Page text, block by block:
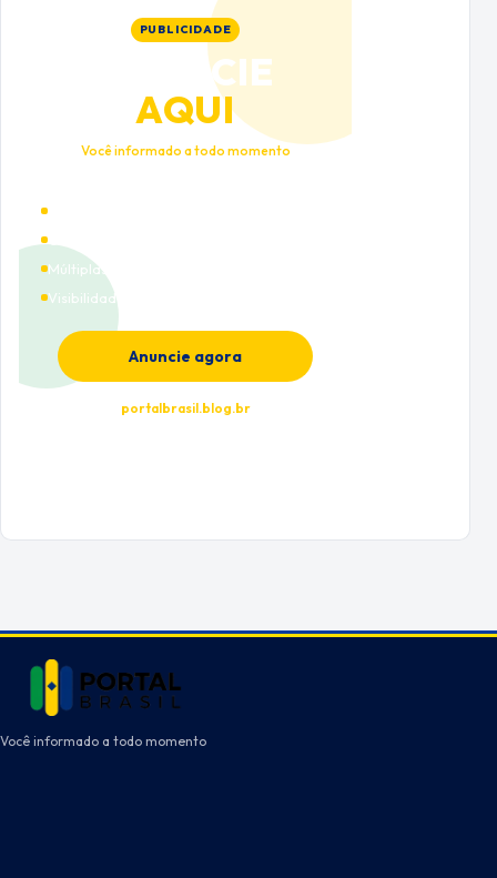
PUBLICIDADE
ANUNCIE
AQUI
Você informado a todo momento
Múltiplas categorias
Visibilidade premium
Anuncie agora
portalbrasil.blog.br
Você informado a todo momento